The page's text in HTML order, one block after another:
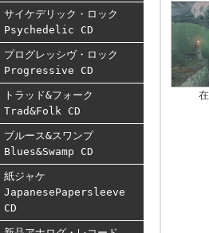
サイケデリック・ロック
Psychedelic CD
プログレッシヴ・ロック
Progressive CD
トラッド&フォーク
Trad&Folk CD
ブルース&スワンプ
Blues&Swamp CD
紙ジャケ
JapanesePapersleeve
CD